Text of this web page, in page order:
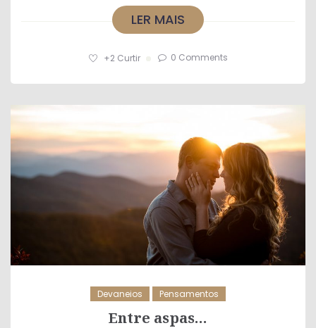
LER MAIS
+2Curtir 0 Comments
Devaneios Pensamentos
Entre aspas…